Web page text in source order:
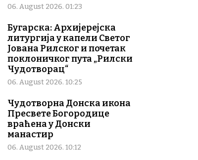
06. August 2026. 01:23
Бугарска: Архијерејска
литургија у капели Светог
Јована Рилског и почетак
поклоничког пута „Рилски
Чудотворац“
06. August 2026. 10:25
Чудотворна Донска икона
Пресвете Богородице
враћена у Донски
манастир
06. August 2026. 10:12